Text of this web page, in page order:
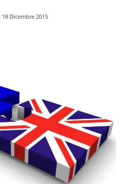
18 Dicembre 2015